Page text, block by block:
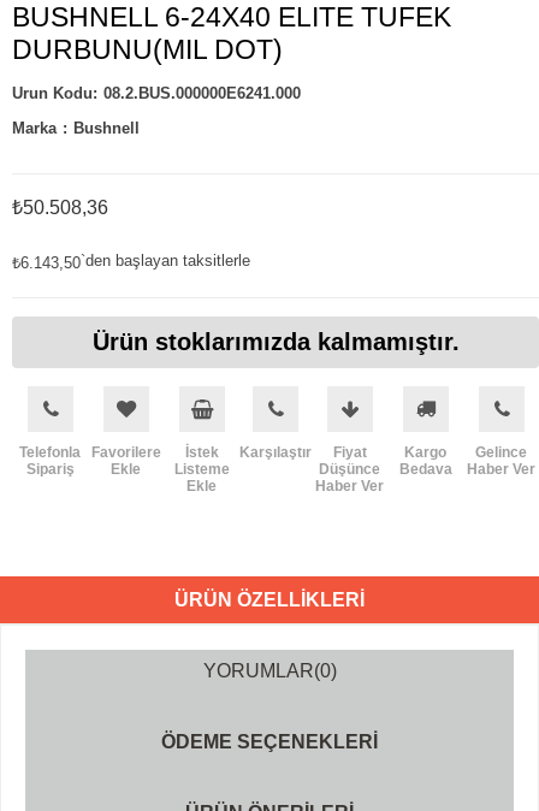
BUSHNELL 6-24X40 ELITE TUFEK
DURBUNU(MIL DOT)
08.2.BUS.000000E6241.000
Marka : Bushnell
₺50.508,36
₺6.143,50`den başlayan taksitlerle
Ürün stoklarımızda kalmamıştır.
Telefonla
Sipariş
Favorilere
Ekle
İstek
Listeme
Ekle
Karşılaştır
Fiyat
Düşünce
Haber Ver
Kargo
Bedava
Gelince
Haber Ver
ÜRÜN ÖZELLIKLERI
YORUMLAR(0)
ÖDEME SEÇENEKLERI